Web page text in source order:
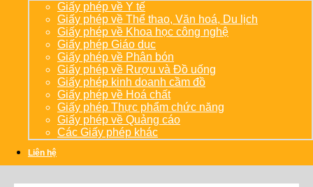
Giấy phép về Y tế
Giấy phép về Thể thao, Văn hoá, Du lịch
Giấy phép về Khoa học công nghệ
Giấy phép Giáo dục
Giấy phép về Phân bón
Giấy phép về Rượu và Đồ uống
Giấy phép kinh doanh cầm đồ
Giấy phép về Hoá chất
Giấy phép Thực phẩm chức năng
Giấy phép về Quảng cáo
Các Giấy phép khác
Liên hệ